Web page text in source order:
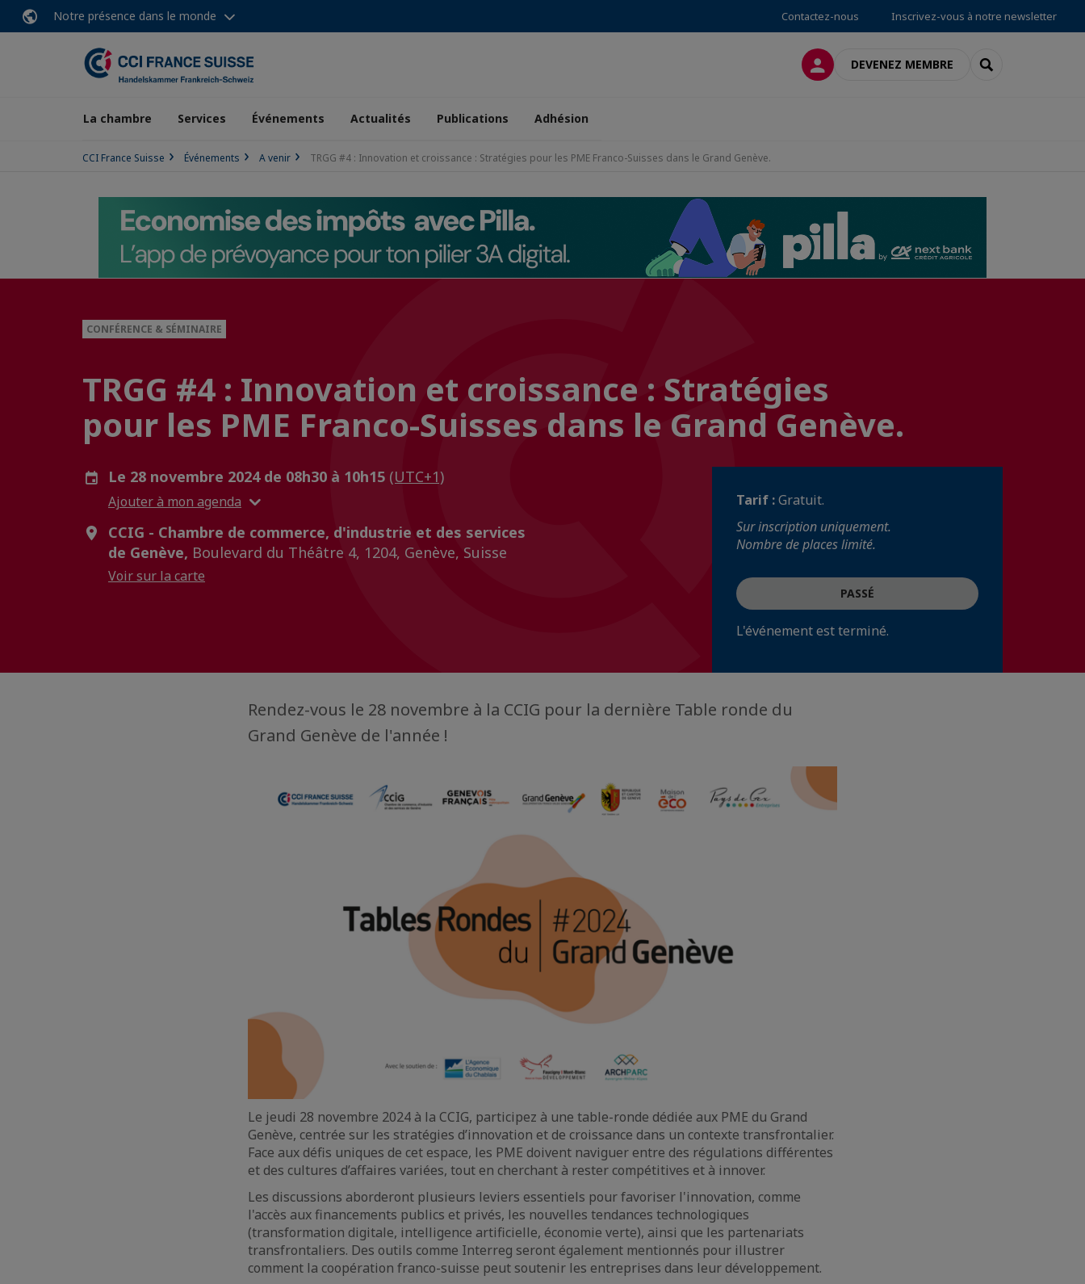
Notre présence dans le monde Contactez-nous Inscrivez-vous à notre newsletter
CONNEXIONDEVENEZ MEMBRE RECHERCHER
La chambre Services Événements Actualités Publications Adhésion
CCI France Suisse Événements A venir TRGG #4 : Innovation et croissance : Stratégies pour les PME Franco-Suisses dans le Grand Genève.
CONFÉRENCE & SÉMINAIRE
TRGG #4 : Innovation et croissance : Stratégies
pour les PME Franco-Suisses dans le Grand Genève.
Le 28 novembre 2024 de 08h30 à 10h15 (UTC+1)
Ajouter à mon agenda
CCIG - Chambre de commerce, d'industrie et des services
de Genève, Boulevard du Théâtre 4, 1204, Genève, Suisse
Voir sur la carte
Tarif :Gratuit.
Sur inscription uniquement.
Nombre de places limité.
PASSÉ
L'événement est terminé.
Rendez-vous le 28 novembre à la CCIG pour la dernière Table ronde du
Grand Genève de l'année !
Le jeudi 28 novembre 2024 à la CCIG, participez à une table-ronde dédiée aux PME du Grand
Genève, centrée sur les stratégies d’innovation et de croissance dans un contexte transfrontalier.
Face aux défis uniques de cet espace, les PME doivent naviguer entre des régulations différentes
et des cultures d’affaires variées, tout en cherchant à rester compétitives et à innover.
Les discussions aborderont plusieurs leviers essentiels pour favoriser l'innovation, comme
l'accès aux financements publics et privés, les nouvelles tendances technologiques
(transformation digitale, intelligence artificielle, économie verte), ainsi que les partenariats
transfrontaliers. Des outils comme Interreg seront également mentionnés pour illustrer
comment la coopération franco-suisse peut soutenir les entreprises dans leur développement.